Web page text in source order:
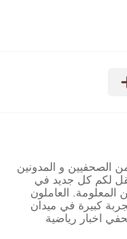
الصحفيين و المدونين
ننقل لكم كل جديد في
المعلومة. العاملون
كبيرة في ميدان
اخبار رياضية